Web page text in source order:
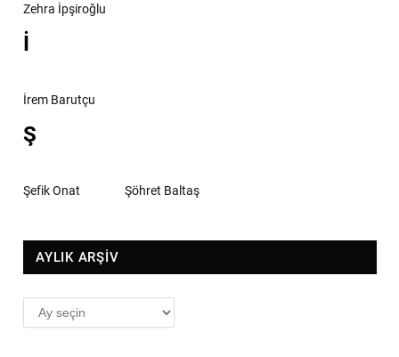
Zehra İpşiroğlu
İ
İrem Barutçu
Ş
Şefik Onat Şöhret Baltaş
AYLIK ARŞİV
AYLIK
ARŞİV